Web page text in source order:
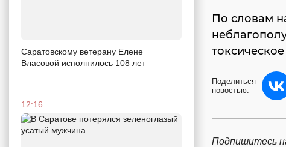
Саратовскому ветерану Елене
Власовой исполнилось 108 лет
12:16
По словам
Поделиться
новостью:
Подпишитесь